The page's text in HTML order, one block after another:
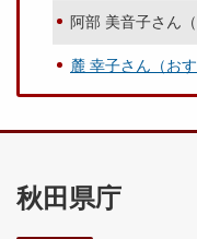
阿部 美音子さん
麓 幸子さん（おす
秋田県庁